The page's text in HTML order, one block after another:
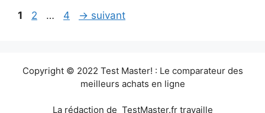
Page
1 Page
2 … Page
4 → suivant
Copyright © 2022 Test Master! : Le comparateur des
meilleurs achats en ligne
La rédaction de TestMaster.fr travaille